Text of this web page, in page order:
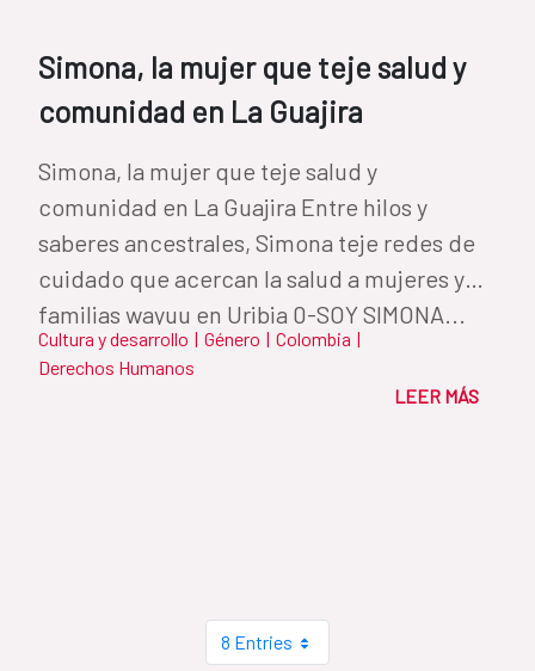
Simona, la mujer que teje salud y
comunidad en La Guajira
Simona, la mujer que teje salud y
comunidad en La Guajira Entre hilos y
saberes ancestrales, Simona teje redes de
cuidado que acercan la salud a mujeres y
familias wayuu en Uribia 0-SOY SIMONA...
Cultura y desarrollo | Género | Colombia |
Derechos Humanos
LEER MÁS
8 Entries